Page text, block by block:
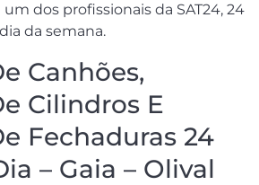
dos profissionais da SAT24, 24
da semana.
Canhões,
Cilindros E
Fechaduras 24
– Gaia – Olival